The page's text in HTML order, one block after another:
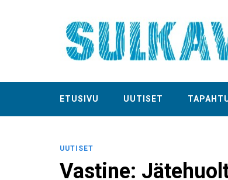
ETUSIVU UUTISET
UUTISET
Vastine: